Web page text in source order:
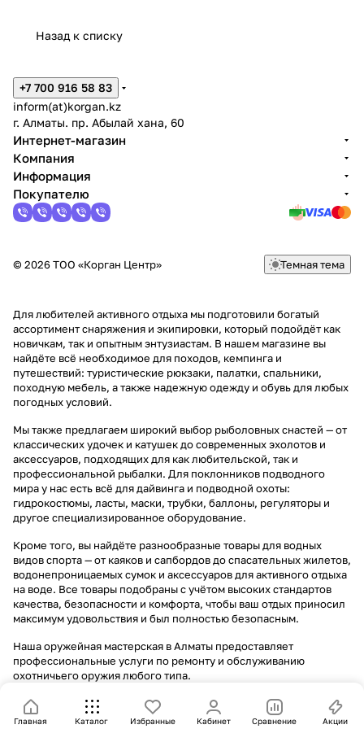
Назад к списку
Главная Каталог Избранные Кабинет Сравнение Акции
+7 700 916 58 83
inform(at)korgan.kz
г. Алматы. пр. Абылай хана, 60
Интернет-магазин
Компания
Информация
Покупателю
© 2026 ТОО «Корган Центр» Темная тема
Для любителей активного отдыха мы подготовили богатый
ассортимент снаряжения и экипировки, который подойдёт как
новичкам, так и опытным энтузиастам. В нашем магазине вы
найдёте всё необходимое для походов, кемпинга и
путешествий: туристические рюкзаки, палатки, спальники,
походную мебель, а также надежную одежду и обувь для любых
погодных условий.
Мы также предлагаем широкий выбор рыболовных снастей — от
классических удочек и катушек до современных эхолотов и
аксессуаров, подходящих для как любительской, так и
профессиональной рыбалки. Для поклонников подводного
мира у нас есть всё для дайвинга и подводной охоты:
гидрокостюмы, ласты, маски, трубки, баллоны, регуляторы и
другое специализированное оборудование.
Кроме того, вы найдёте разнообразные товары для водных
видов спорта — от каяков и сапбордов до спасательных жилетов,
водонепроницаемых сумок и аксессуаров для активного отдыха
на воде. Все товары подобраны с учётом высоких стандартов
качества, безопасности и комфорта, чтобы ваш отдых приносил
максимум удовольствия и был полностью безопасным.
Наша оружейная мастерская в Алматы предоставляет
профессиональные услуги по ремонту и обслуживанию
охотничьего оружия любого типа.